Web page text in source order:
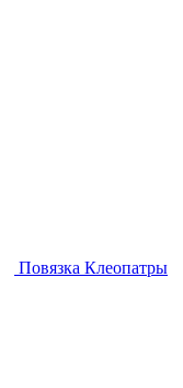
Повязка Клеопатры